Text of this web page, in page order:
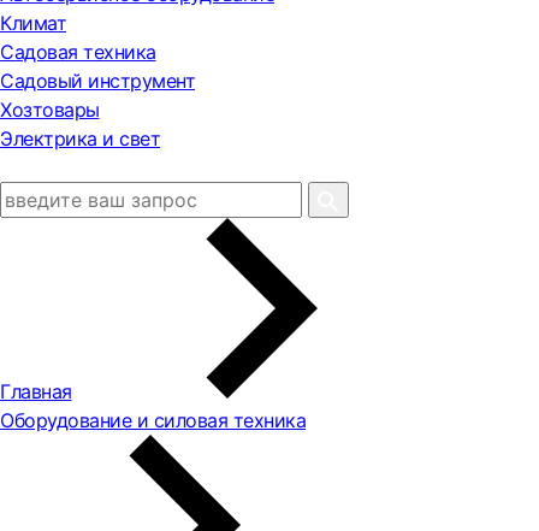
Климат
Садовая техника
Садовый инструмент
Хозтовары
Электрика и свет
Главная
Оборудование и силовая техника